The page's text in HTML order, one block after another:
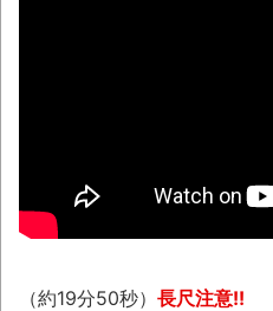
お！！！！！」→結
果･･････････････････
ブチギレ
（約19分50秒） 長尺注意!!